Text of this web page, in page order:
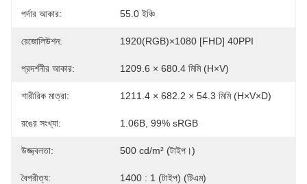
পর্দার আকার: 55.0 ইঞ্চি
রেজোলিউশন: 1920(RGB)×1080 [FHD] 40PPI
প্রদর্শনীর আকার: 1209.6 × 680.4 মিমি (H×V)
শারীরিক মাত্রা: 1211.4 × 682.2 × 54.3 মিমি (H×V×D)
রঙের সংখ্যা: 1.06B, 99% sRGB
উজ্জ্বলতা: 500 cd/m² (টাইপ।)
বৈপরীত্য: 1400 : 1 (টাইপ) (টিএম)